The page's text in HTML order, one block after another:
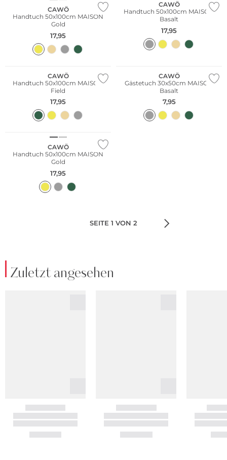
CAWÖ
Handtuch 50x100cm MAISON
Gold
17,95
CAWÖ
Handtuch 50x100cm MAISON
Basalt
17,95
CAWÖ
Handtuch 50x100cm MAISON
Field
17,95
CAWÖ
Gästetuch 30x50cm MAISON
Basalt
7,95
CAWÖ
Handtuch 50x100cm MAISON
Gold
17,95
SEITE 1 VON 2
Zuletzt angesehen